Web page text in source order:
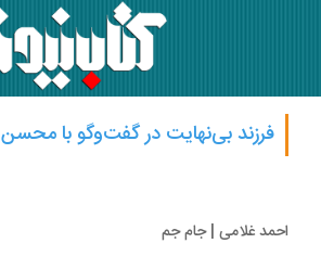
فرزند بی‌نهایت در گفت‌وگو با محسن
غلامی | جام جم